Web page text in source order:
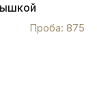
км04Проба: 875